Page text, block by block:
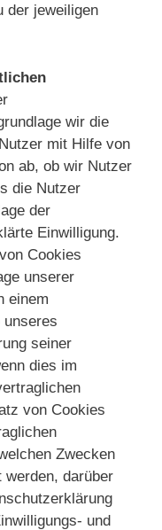
der jeweiligen
wir die
mit Hilfe von
ab, ob wir Nutzer
die Nutzer
der
Einwilligung.
Cookies
unserer
einem
seiner
dies im
von Cookies
Zwecken
darüber
und